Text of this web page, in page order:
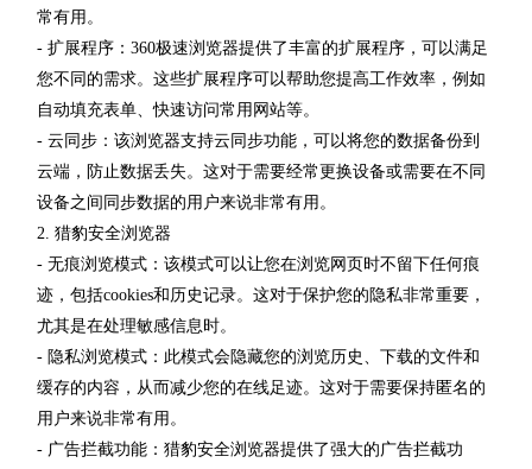
常有用。
- 扩展程序：360极速浏览器提供了丰富的扩展程序，可以满足
您不同的需求。这些扩展程序可以帮助您提高工作效率，例如
自动填充表单、快速访问常用网站等。
- 云同步：该浏览器支持云同步功能，可以将您的数据备份到
云端，防止数据丢失。这对于需要经常更换设备或需要在不同
设备之间同步数据的用户来说非常有用。
2. 猎豹安全浏览器
- 无痕浏览模式：该模式可以让您在浏览网页时不留下任何痕
迹，包括cookies和历史记录。这对于保护您的隐私非常重要，
尤其是在处理敏感信息时。
- 隐私浏览模式：此模式会隐藏您的浏览历史、下载的文件和
缓存的内容，从而减少您的在线足迹。这对于需要保持匿名的
用户来说非常有用。
- 广告拦截功能：猎豹安全浏览器提供了强大的广告拦截功